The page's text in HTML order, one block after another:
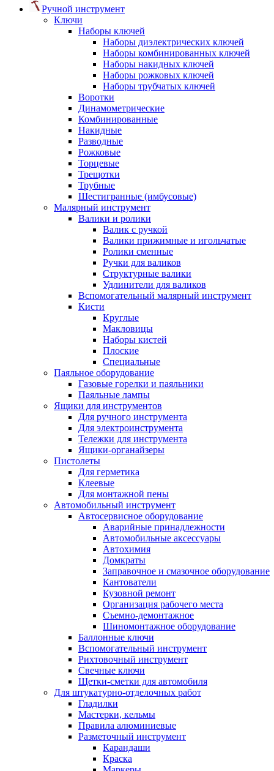
Ручной инструмент
Ключи
Наборы ключей
Наборы диэлектрических ключей
Наборы комбинированных ключей
Наборы накидных ключей
Наборы рожковых ключей
Наборы трубчатых ключей
Воротки
Динамометрические
Комбинированные
Накидные
Разводные
Рожковые
Торцевые
Трещотки
Трубные
Шестигранные (имбусовые)
Малярный инструмент
Валики и ролики
Валик с ручкой
Валики прижимные и игольчатые
Ролики сменные
Ручки для валиков
Структурные валики
Удлинители для валиков
Вспомогательный малярный инструмент
Кисти
Круглые
Макловицы
Наборы кистей
Плоские
Специальные
Паяльное оборудование
Газовые горелки и паяльники
Паяльные лампы
Ящики для инструментов
Для ручного инструмента
Для электроинструмента
Тележки для инструмента
Ящики-органайзеры
Пистолеты
Для герметика
Клеевые
Для монтажной пены
Автомобильный инструмент
Автосервисное оборудование
Аварийные принадлежности
Автомобильные аксессуары
Автохимия
Домкраты
Заправочное и смазочное оборудование
Кантователи
Кузовной ремонт
Организация рабочего места
Съемно-демонтажное
Шиномонтажное оборудование
Баллонные ключи
Вспомогательный инструмент
Рихтовочный инструмент
Свечные ключи
Щетки-сметки для автомобиля
Для штукатурно-отделочных работ
Гладилки
Мастерки, кельмы
Правила алюминиевые
Разметочный инструмент
Карандаши
Краска